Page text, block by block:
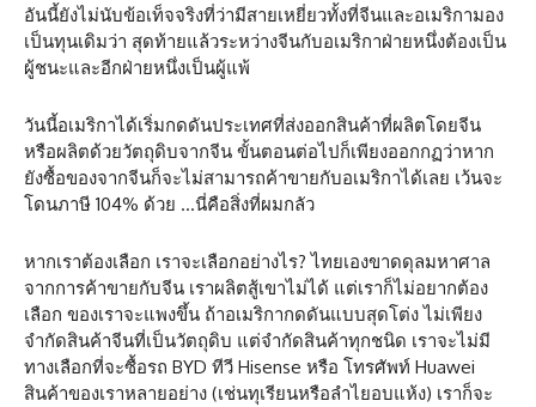
อันนี้ยังไม่นับข้อเท็จจริงที่ว่ามีสายเหยี่ยวทั้งที่จีนและอเมริกามอง
เป็นทุนเดิมว่า สุดท้ายแล้วระหว่างจีนกับอเมริกาฝ่ายหนึ่งต้องเป็น
ผู้ชนะและอีกฝ่ายหนึ่งเป็นผู้แพ้
วันนี้อเมริกาได้เริ่มกดดันประเทศที่ส่งออกสินค้าที่ผลิตโดยจีน
หรือผลิตด้วยวัตถุดิบจากจีน ขั้นตอนต่อไปก็เพียงออกกฏว่าหาก
ยังซื้อของจากจีนก็จะไม่สามารถค้าขายกับอเมริกาได้เลย เว้นจะ
โดนภาษี 104% ด้วย …นี่คือสิ่งที่ผมกลัว
หากเราต้องเลือก เราจะเลือกอย่างไร? ไทยเองขาดดุลมหาศาล
จากการค้าขายกับจีน เราผลิตสู้เขาไม่ได้ แต่เราก็ไม่อยากต้อง
เลือก ของเราจะแพงขึ้น ถ้าอเมริกากดดันแบบสุดโต่ง ไม่เพียง
จำกัดสินค้าจีนที่เป็นวัตถุดิบ แต่จำกัดสินค้าทุกชนิด เราจะไม่มี
ทางเลือกที่จะซื้อรถ BYD ทีวี Hisense หรือ โทรศัพท์ Huawei
สินค้าของเราหลายอย่าง (เช่นทุเรียนหรือลำไยอบแห้ง) เราก็จะ